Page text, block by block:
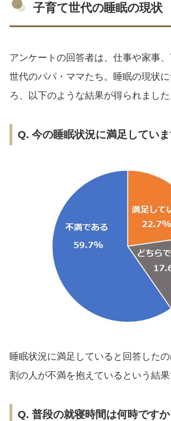
子育て世代の睡眠の現状
アンケートの回答者は、仕事や家事
世代のパパ・ママたち。睡眠の現状
ろ、以下のような結果が得られました
Q. 今の睡眠状況に満足していま
睡眠状況に満足していると回答した
割の人が不満を抱えているという結果
Q. 普段の就寝時間は何時ですか